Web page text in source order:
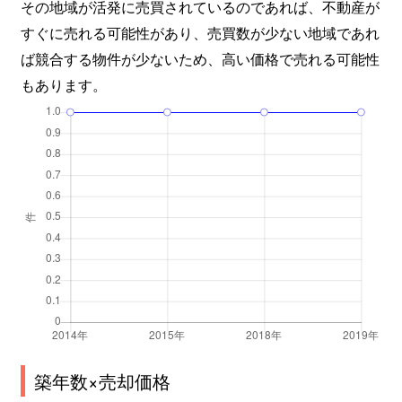
その地域が活発に売買されているのであれば、不動産が
すぐに売れる可能性があり、売買数が少ない地域であれ
ば競合する物件が少ないため、高い価格で売れる可能性
もあります。
築年数×売却価格